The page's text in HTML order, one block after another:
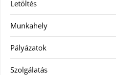
Letöltés
Munkahely
Pályázatok
Szolgálatás